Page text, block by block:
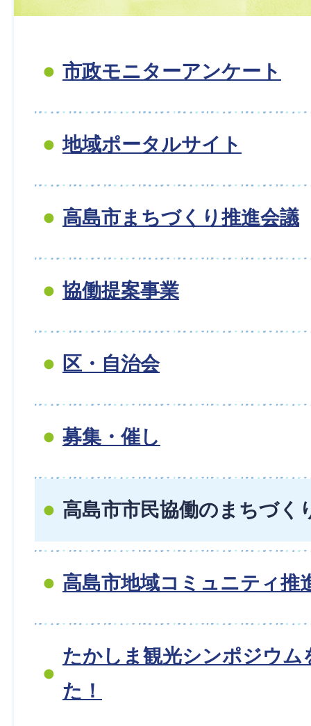
市政モニターアンケート
地域ポータルサイト
高島市まちづくり推進会議
協働提案事業
区・自治会
募集・催し
高島市市民協働のまちづく
高島市地域コミュニティ推
たかしま観光シンポジウム
た！